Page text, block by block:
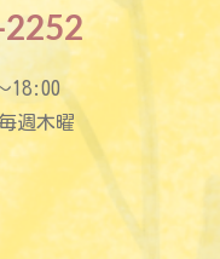
18:00
週木曜